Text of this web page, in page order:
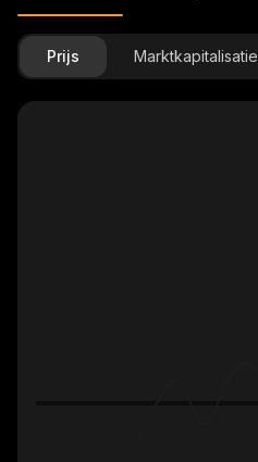
Prijs Marktkapitalisatie